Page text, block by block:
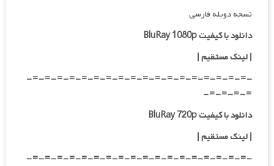
نسخه دوبله فارسی
دانلود با کیفیت BluRay 1080p
|لینک مستقیم |
-=-=-=-=-=-=-=-=-=-=-=-=-=-=-=-=-=-=-
=-=-=-=-
دانلود با کیفیت BluRay 720p
| لینک مستقیم |
-=-=-=-=-=-=-=-=-=-=-=-=-=-=-=-=-=-=-